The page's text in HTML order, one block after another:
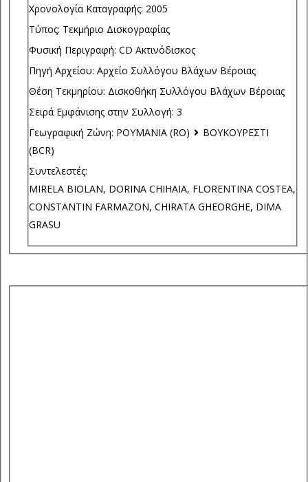
Χρονολογία Καταγραφής: 2005
Τύπος: Τεκμήριο Δισκογραφίας
Φυσική Περιγραφή: CD Ακτινόδισκος
Πηγή Αρχείου: Αρχείο Συλλόγου Βλάχων Βέροιας
Θέση Τεκμηρίου: Δισκοθήκη Συλλόγου Βλάχων Βέροιας
Σειρά Εμφάνισης στην Συλλογή: 3
Γεωγραφική Ζώνη: ΡΟΥΜΑΝΙΑ (RO)
ΒΟΥΚΟΥΡΕΣΤΙ
(BCR)
Συντελεστές:
MIRELA BIOLAN, DORINA CHIHAIA, FLORENTINA COSTEA,
CONSTANTIN FARMAZON, CHIRATA GHEORGHE, DIMA
GRASU